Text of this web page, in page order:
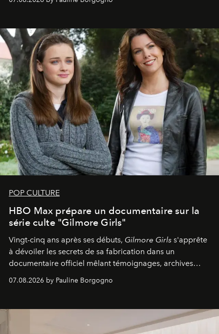
POP CULTURE
HBO Max prépare un documentaire sur la
série culte "Gilmore Girls"
Vingt-cinq ans après ses débuts, Gilmore Girls s'apprête
à dévoiler les secrets de sa fabrication dans un
documentaire officiel mêlant témoignages, archives
inédites et plongée dans les coulisses d'un phénomène
générationnel.
07.08.2026 by Pauline Borgogno